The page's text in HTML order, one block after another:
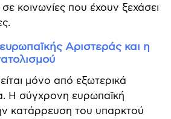
σε κοινωνίες που έχουν ξεχάσει
Αριστεράς και η
μόνο από εξωτερικά
Η σύγχρονη ευρωπαϊκή
κατάρρευση του υπαρκτού